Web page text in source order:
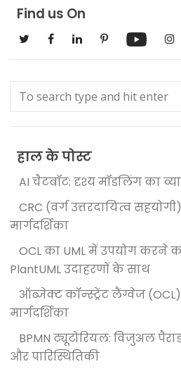
Find us On
हाल के पोस्ट
AI चैटबॉट: दृश्य मॉडलिंग का
CRC (वर्ग उत्तरदायित्व
मार्गदर्शिका
OCL का UML में उपयोग करने
PlantUML उदाहरणों के साथ
ऑब्जेक्ट कॉन्स्ट्रेंट लैंग्वेज
मार्गदर्शिका
BPMN ट्यूटोरियल: विजुअल
और पारिस्थितिकी